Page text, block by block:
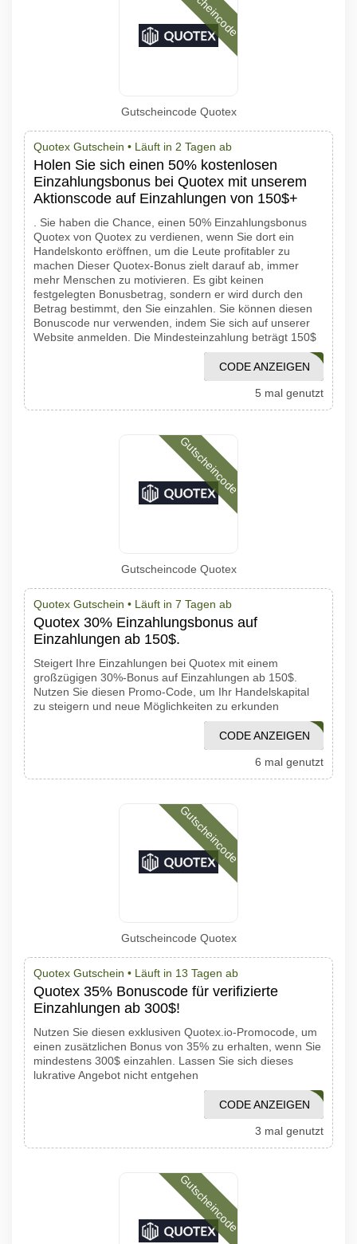
Gutscheincode Quotex
Quotex Gutschein • Läuft in 2 Tagen ab
Holen Sie sich einen 50% kostenlosen
Einzahlungsbonus bei Quotex mit unserem
Aktionscode auf Einzahlungen von 150$+
. Sie haben die Chance, einen 50% Einzahlungsbonus
Quotex von Quotex zu verdienen, wenn Sie dort ein
Handelskonto eröffnen, um die Leute profitabler zu
machen Dieser Quotex-Bonus zielt darauf ab, immer
mehr Menschen zu motivieren. Es gibt keinen
festgelegten Bonusbetrag, sondern er wird durch den
Betrag bestimmt, den Sie einzahlen. Sie können diesen
Bonuscode nur verwenden, indem Sie sich auf unserer
Website anmelden. Die Mindesteinzahlung beträgt 150$
1001PROMO
CODE ANZEIGEN
5 mal genutzt
Gutscheincode
Gutscheincode Quotex
Quotex Gutschein • Läuft in 7 Tagen ab
Quotex 30% Einzahlungsbonus auf
Einzahlungen ab 150$.
Steigert Ihre Einzahlungen bei Quotex mit einem
großzügigen 30%-Bonus auf Einzahlungen ab 150$.
Nutzen Sie diesen Promo-Code, um Ihr Handelskapital
zu steigern und neue Möglichkeiten zu erkunden
1001PROMO
CODE ANZEIGEN
6 mal genutzt
Gutscheincode
Gutscheincode Quotex
Quotex Gutschein • Läuft in 13 Tagen ab
Quotex 35% Bonuscode für verifizierte
Einzahlungen ab 300$!
Nutzen Sie diesen exklusiven Quotex.io-Promocode, um
einen zusätzlichen Bonus von 35% zu erhalten, wenn Sie
mindestens 300$ einzahlen. Lassen Sie sich dieses
lukrative Angebot nicht entgehen
1001PROMO
CODE ANZEIGEN
3 mal genutzt
Gutscheincode